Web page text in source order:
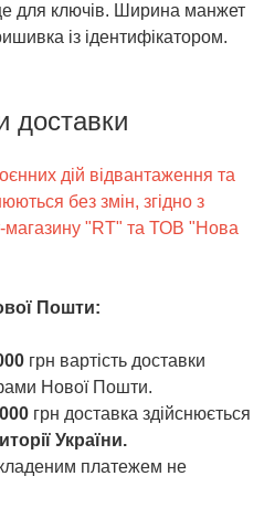
для ключів. Ширина манжет
із ідентифікатором.
доставки
дій відвантаження та
без змін, згідно з
магазину "RT" та ТОВ "Нова
Пошти:
грн вартість доставки
Нової Пошти.
грн доставка здійснюється
України.
платежем не